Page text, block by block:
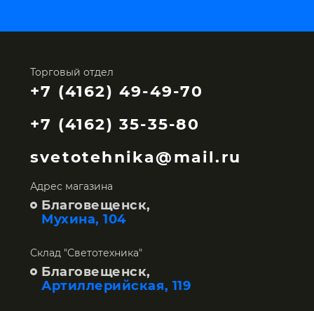
Торговый отдел
+7 (4162) 49-49-70
+7 (4162) 35-35-80
svetotehnika@mail.ru
Адрес магазина
Благовещенск,
Мухина, 104
Склад "Светотехника"
Благовещенск,
Артиллерийская, 119